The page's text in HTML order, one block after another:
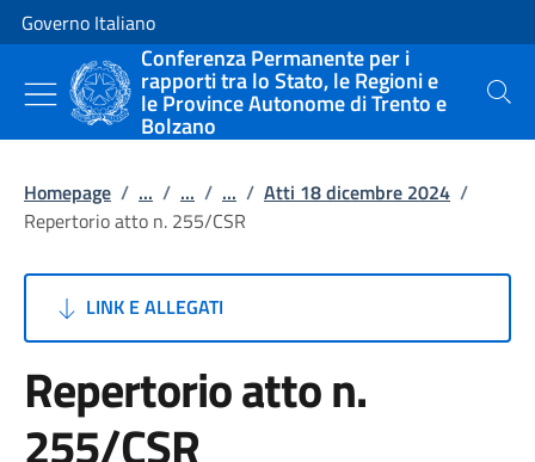
Vai al contenuto
Vai alla navigazione del sito
Governo Italiano
Conferenza Permanente per i
rapporti tra lo Stato, le Regioni e
le Province Autonome di Trento e
Bolzano
Cerca
Homepage / ... / ... / ... / Atti 18 dicembre 2024 /
Repertorio atto n. 255/CSR
LINK E ALLEGATI
Repertorio atto n.
255/CSR